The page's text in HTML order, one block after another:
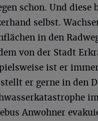
schon. Und
selbst.
in den
von der Stadt
ist er
er gerne in den
Anwohner